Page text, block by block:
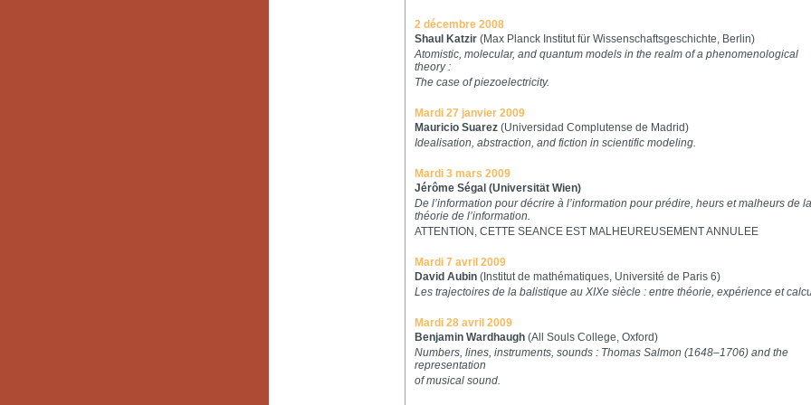
2 décembre 2008
Shaul Katzir(Max Planck Institut für Wissenschaftsgeschichte, Berlin)
Atomistic, molecular, and quantum models in the realm of a phenomenological
theory :
The case of piezoelectricity.
Mardi 27 janvier 2009
Mauricio Suarez(Universidad Complutense de Madrid)
Idealisation, abstraction, and fiction in scientific modeling.
Mardi 3 mars 2009
Jérôme Ségal (Universität Wien)
De l’information pour décrire à l’information pour prédire, heurs et malheurs de la
théorie de l’information.
ATTENTION, CETTE SEANCE EST MALHEUREUSEMENT ANNULEE
Mardi 7 avril 2009
David Aubin(Institut de mathématiques, Université de Paris 6)
Les trajectoires de la balistique au XIXe siècle : entre théorie, expérience et
Mardi 28 avril 2009
Benjamin Wardhaugh(All Souls College, Oxford)
Numbers, lines, instruments, sounds : Thomas Salmon (1648–1706) and the
representation
of musical sound.